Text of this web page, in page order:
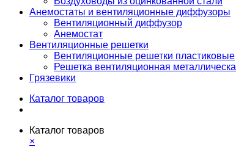
Анемостаты и вентиляционные диффузоры
Вентиляционный диффузор
Анемостат
Вентиляционные решетки
Вентиляционные решетки пластиковые
Решетка вентиляционная
Грязевики
Каталог товаров
Каталог товаров
×